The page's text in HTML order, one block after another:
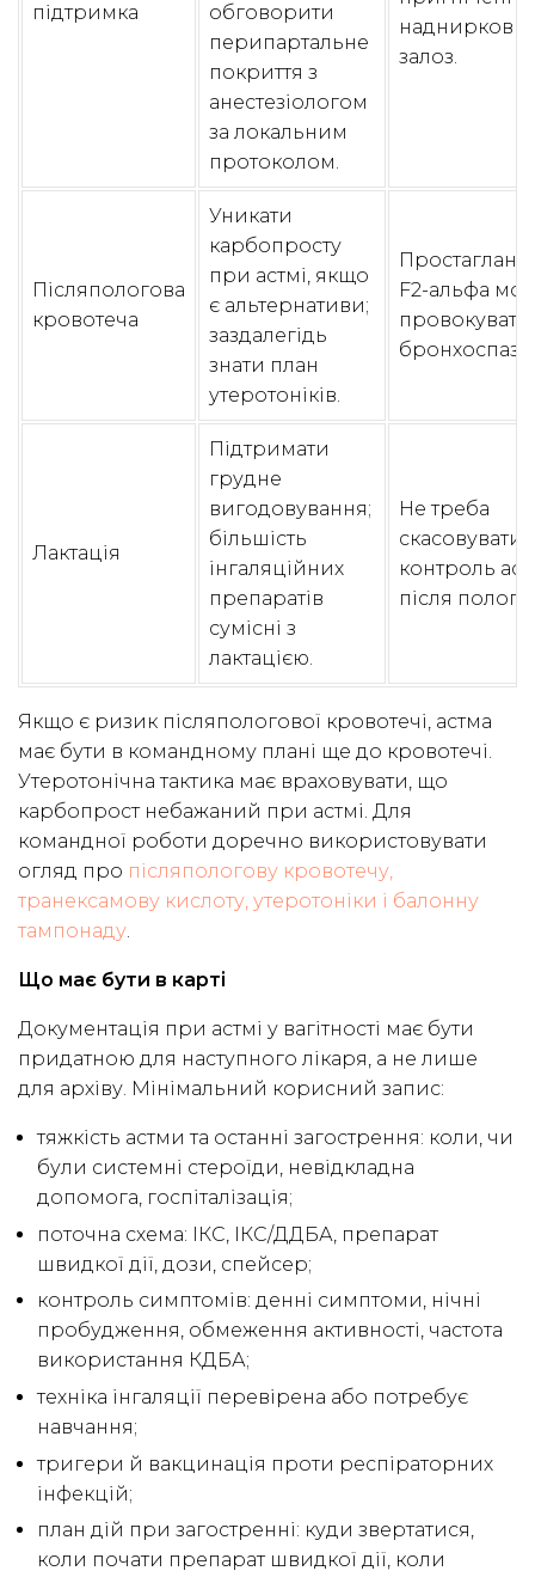
підтримка
обговорити
перипартальне
покриття з
анестезіологом
за локальним
протоколом.
залоз.
Післяпологова
кровотеча
Уникати
карбопросту
при астмі, якщо
є альтернативи;
заздалегідь
знати план
утеротоніків.
F2-альфа
провокувати
Лактація
Підтримати
грудне
вигодовування;
більшість
інгаляційних
препаратів
сумісні з
лактацією.
Не треба
скасовувати
контроль
після
Якщо є ризик післяпологової кровотечі, астма
має бути в командному плані ще до кровотечі.
Утеротонічна тактика має враховувати, що
карбопрост небажаний при астмі. Для
командної роботи доречно використовувати
огляд про післяпологову кровотечу,
транексамову кислоту, утеротоніки і балонну
тампонаду.
Що має бути в карті
Документація при астмі у вагітності має бути
придатною для наступного лікаря, а не лише
для архіву. Мінімальний корисний запис:
тяжкість астми та останні загострення: коли, чи
були системні стероїди, невідкладна
допомога, госпіталізація;
поточна схема: ІКС, ІКС/ДДБА, препарат
швидкої дії, дози, спейсер;
контроль симптомів: денні симптоми, нічні
пробудження, обмеження активності, частота
використання КДБА;
техніка інгаляції перевірена або потребує
навчання;
тригери й вакцинація проти респіраторних
інфекцій;
план дій при загостренні: куди звертатися,
коли почати препарат швидкої дії, коли